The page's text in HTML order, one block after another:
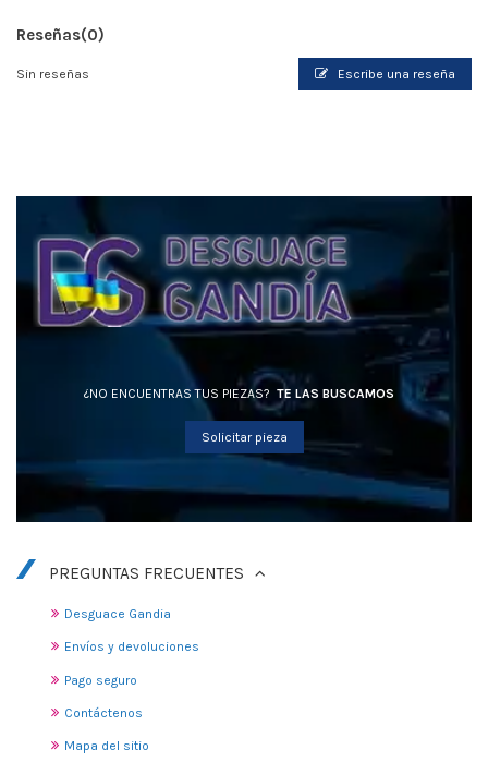
Reseñas(0)
Sin reseñas Escribe una reseña
¿NO ENCUENTRAS TUS PIEZAS? TE LAS BUSCAMOS
Solicitar pieza
PREGUNTAS FRECUENTES
Desguace Gandia
Envíos y devoluciones
Pago seguro
Contáctenos
Mapa del sitio